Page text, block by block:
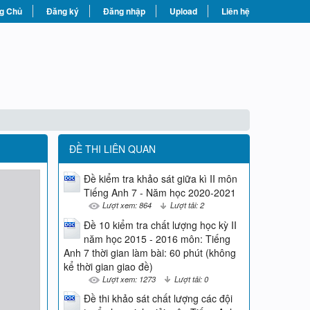
Chủ Đăng ký Đăng nhập Upload Liên hệ
ĐỀ THI LIÊN QUAN
Đề kiểm tra khảo sát giữa kì II môn
Tiếng Anh 7 - Năm học 2020-2021
Lượt xem: 864 Lượt tải: 2
Đề 10 kiểm tra chất lượng học kỳ II
năm học 2015 - 2016 môn: Tiếng
Anh 7 thời gian làm bài: 60 phút (không
kể thời gian giao đề)
Lượt xem: 1273 Lượt tải: 0
Đề thi khảo sát chất lượng các đội